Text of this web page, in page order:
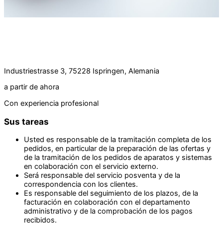
Industriestrasse 3, 75228 Ispringen, Alemania
a partir de ahora
Con experiencia profesional
Sus tareas
Usted es responsable de la tramitación completa de los
pedidos, en particular de la preparación de las ofertas y
de la tramitación de los pedidos de aparatos y sistemas
en colaboración con el servicio externo.
Será responsable del servicio posventa y de la
correspondencia con los clientes.
Es responsable del seguimiento de los plazos, de la
facturación en colaboración con el departamento
administrativo y de la comprobación de los pagos
recibidos.